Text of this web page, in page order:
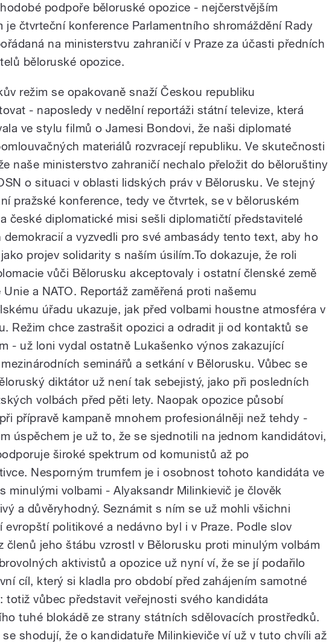
podpoře běloruské opozice - nejčerstvějším
je čtvrteční konference Parlamentního shromáždění Rady
na ministerstvu zahraničí v Praze za účasti předních
běloruské opozice.
režim se opakovaně snaží Českou republiku
- naposledy v nedělní reportáži státní televize, která
ve stylu filmů o Jamesi Bondovi, že naši diplomaté
materiálů rozvracejí republiku. Ve skutečnosti
naše ministerstvo zahraničí nechalo přeložit do běloruštiny
o situaci v oblasti lidských práv v Bělorusku. Ve stejný
pražské konference, tedy ve čtvrtek, se v běloruském
české diplomatické misi sešli diplomatičtí představitelé
a vyzvedli pro své ambasády tento text, aby ho
projev solidarity s naším úsilím.To dokazuje, že roli
vůči Bělorusku akceptovaly i ostatní členské země
Unie a NATO. Reportáž zaměřená proti našemu
úřadu ukazuje, jak před volbami houstne atmosféra v
Režim chce zastrašit opozici a odradit ji od kontaktů se
- už loni vydal ostatně Lukašenko výnos zakazující
seminářů a setkání v Bělorusku. Vůbec se
diktátor už není tak sebejistý, jako při posledních
volbách před pěti lety. Naopak opozice působí
přípravě kampaně mnohem profesionálněji než tehdy -
úspěchem je už to, že se sjednotili na jednom kandidátovi,
široké spektrum od komunistů až po
Nesporným trumfem je i osobnost tohoto kandidáta ve
minulými volbami - Alyaksandr Milinkievič je člověk
a důvěryhodný. Seznámit s ním se už mohli všichni
evropští politikové a nedávno byl i v Praze. Podle slov
členů jeho štábu vzrostl v Bělorusku proti minulým volbám
aktivistů a opozice už nyní ví, že se jí podařilo
cíl, který si kladla pro období před zahájením samotné
totiž vůbec představit veřejnosti svého kandidáta
tuhé blokádě ze strany státních sdělovacích prostředků.
shodují, že o kandidatuře Milinkieviče ví už v tuto chvíli až